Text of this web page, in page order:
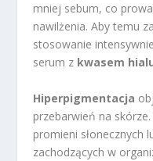
mniej sebum, co
nawilżenia. Aby temu
stosowanie
serum z kwasem
Hiperpigmentacja
przebarwień na
promieni słonecznych
zachodzących w